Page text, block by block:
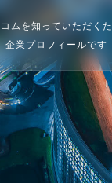
コ ム を知 って いただ く た
企業プロ フ ィ ー ルです